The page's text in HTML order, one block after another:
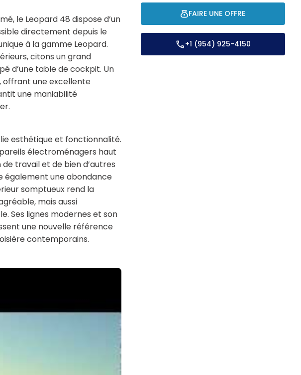
le Leopard 48 dispose d’un
directement depuis le
à la gamme Leopard.
citons un grand
d’une table de cockpit. Un
offrant une excellente
une maniabilité
esthétique et fonctionnalité.
électroménagers haut
travail et de bien d’autres
également une abondance
somptueux rend la
mais aussi
Ses lignes modernes et son
une nouvelle référence
contemporains.
FAIRE UNE OFFRE
+1 (954) 925-4150